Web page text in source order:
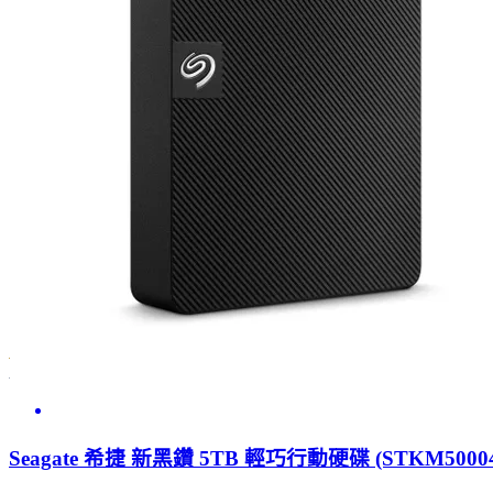
買One Touch/Ultra Touch全系列登錄送COLD STONE好禮
Seagate 希捷 新黑鑽 5TB 輕巧行動硬碟